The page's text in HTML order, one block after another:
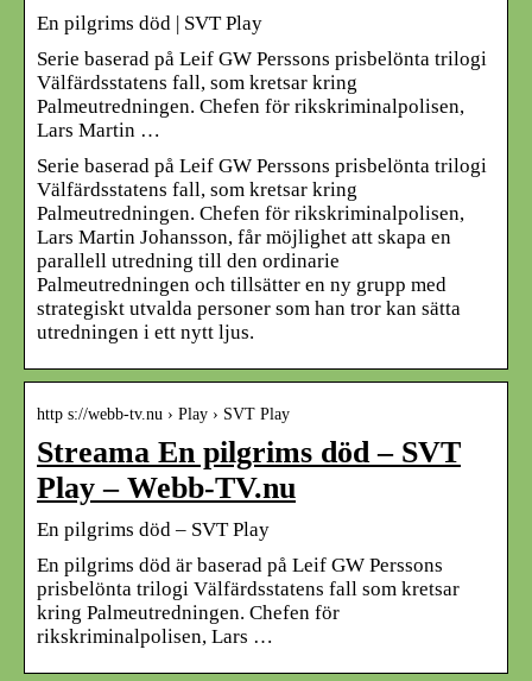
En pilgrims död | SVT Play
Serie baserad på Leif GW Perssons prisbelönta trilogi
Välfärdsstatens fall, som kretsar kring
Palmeutredningen. Chefen för rikskriminalpolisen,
Lars Martin …
Serie baserad på Leif GW Perssons prisbelönta trilogi
Välfärdsstatens fall, som kretsar kring
Palmeutredningen. Chefen för rikskriminalpolisen,
Lars Martin Johansson, får möjlighet att skapa en
parallell utredning till den ordinarie
Palmeutredningen och tillsätter en ny grupp med
strategiskt utvalda personer som han tror kan sätta
utredningen i ett nytt ljus.
http s://webb-tv.nu › Play › SVT Play
Streama En pilgrims död – SVT
Play – Webb-TV.nu
En pilgrims död – SVT Play
En pilgrims död är baserad på Leif GW Perssons
prisbelönta trilogi Välfärdsstatens fall som kretsar
kring Palmeutredningen. Chefen för
rikskriminalpolisen, Lars …